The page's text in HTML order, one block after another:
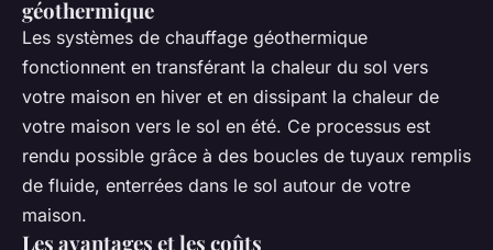
géothermique
Les systèmes de chauffage géothermique
fonctionnent en transférant la chaleur du sol vers
votre maison en hiver et en dissipant la chaleur de
votre maison vers le sol en été. Ce processus est
rendu possible grâce à des boucles de tuyaux remplis
de fluide, enterrées dans le sol autour de votre
maison.
Les avantages et les coûts